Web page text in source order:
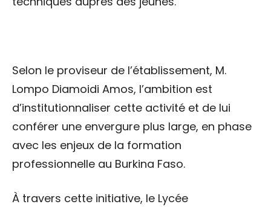
Selon le proviseur de l’établissement, M.
Lompo Diamoidi Amos, l’ambition est
d’institutionnaliser cette activité et de lui
conférer une envergure plus large, en phase
avec les enjeux de la formation
professionnelle au Burkina Faso.
À travers cette initiative, le Lycée